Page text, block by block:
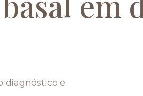
diagnóstico e